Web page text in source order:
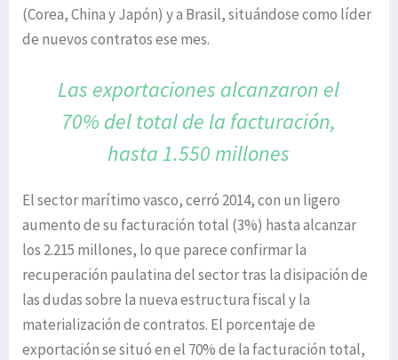
(Corea, China y Japón) y a Brasil, situándose como líder
de nuevos contratos ese mes.
Las exportaciones alcanzaron el
70% del total de la facturación,
hasta 1.550 millones
El sector marítimo vasco, cerró 2014, con un ligero
aumento de su facturación total (3%) hasta alcanzar
los 2.215 millones, lo que parece confirmar la
recuperación paulatina del sector tras la disipación de
las dudas sobre la nueva estructura fiscal y la
materialización de contratos. El porcentaje de
exportación se situó en el 70% de la facturación total,